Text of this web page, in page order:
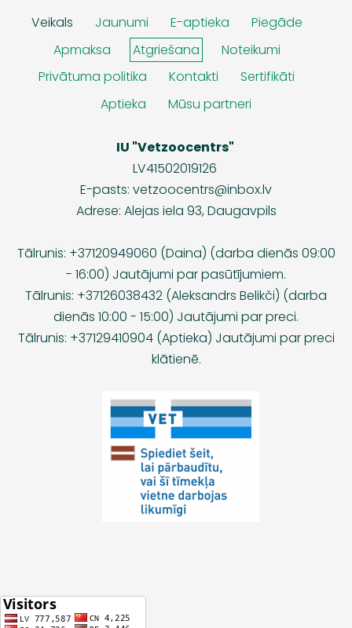
Veikals Jaunumi E-aptieka
Piegāde
Apmaksa
Atgriešana
Noteikumi
Privātuma politika
Kontakti
Sertifikāti
Aptieka
Mūsu partneri
IU "Vetzoocentrs"
LV41502019126
E-pasts: vetzoocentrs@inbox.lv
Adrese: Alejas iela 93, Daugavpils
Tālrunis: +37120949060 (Daina) (darba dienās 09:00
- 16:00) Jautājumi par pasūtījumiem.
Tālrunis: +37126038432 (Aleksandrs Belikči) (darba
dienās 10:00 - 15:00) Jautājumi par preci.
Tālrunis: +37129410904 (Aptieka) Jautājumi par preci
klātienē.